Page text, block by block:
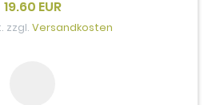
19.60 EUR
zzgl.Versandkosten